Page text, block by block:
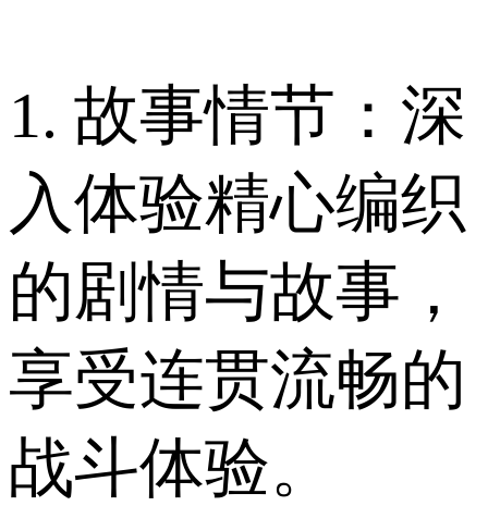
1. 故事情节：深
入体验精心编织
的剧情与故事，
享受连贯流畅的
战斗体验。